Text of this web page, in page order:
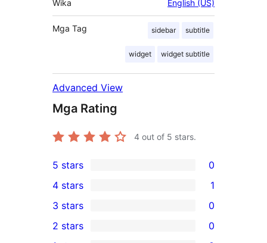
Wika English (US)
Mga Tag sidebar subtitle
widget widget subtitle
Advanced View
Mga Rating
4 out of 5 stars.
0
5-
star
reviews
5 stars 0
4-
star
4 stars 1
0
3-
3 stars 0
2 stars 0